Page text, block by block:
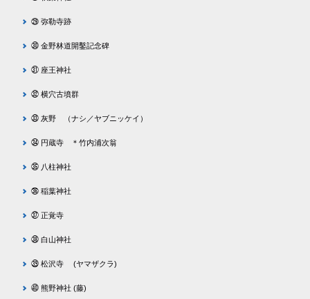
㉙ 弥勒寺跡
㉚ 金野林道開鑿記念碑
㉛ 座王神社
㉜ 横穴古墳群
㉝ 灰野 （ナシ／ヤブニッケイ）
㉞ 円蔵寺 ＊竹内浦次翁
㉟ 八柱神社
㊱ 稲葉神社
㊲ 正覚寺
㊳ 白山神社
㊴ 松沢寺 (ヤマザクラ)
㊵ 熊野神社 (藤)